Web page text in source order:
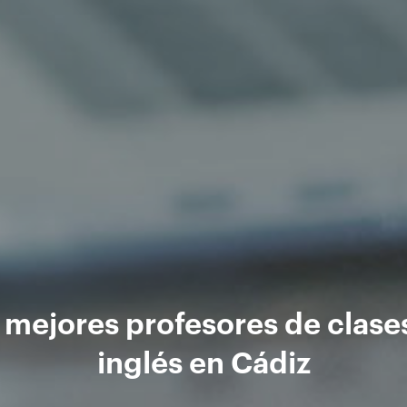
profesores de
inglés en Cádiz